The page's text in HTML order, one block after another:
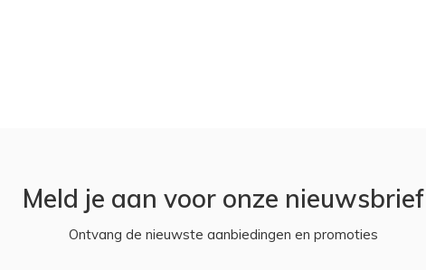
Meld je aan voor onze nieuwsbrief
Ontvang de nieuwste aanbiedingen en promoties